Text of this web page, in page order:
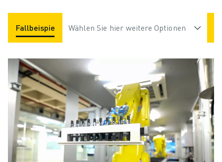
Fallbeispiele Anwendungen Branchen
Wählen Sie hier weitere Optionen